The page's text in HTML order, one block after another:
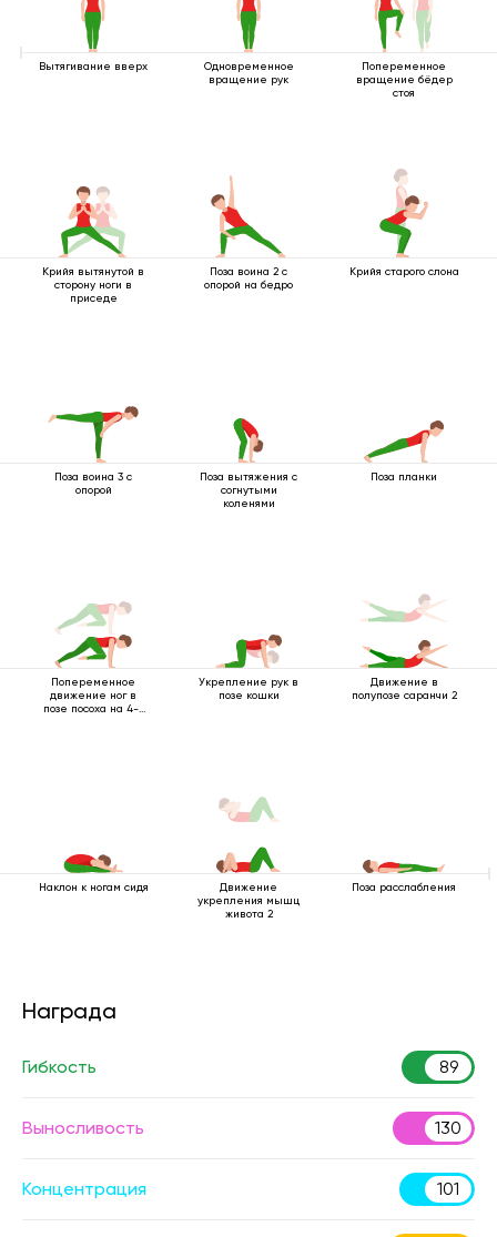
Вытягивание вверх
Одновременное
вращение рук
Попеременное
вращение бёдер
стоя
Крийя вытянутой в
сторону ноги в
приседе
Поза воина 2 с
опорой на бедро
Крийя старого слона
Поза воина 3 с
опорой
Поза вытяжения с
согнутыми
коленями
Поза планки
Попеременное
движение ног в
позе посоха на 4-х
Укрепление рук в
позе кошки
Движение в
полупозе саранчи 2
Наклон к ногам сидя
Движение
укрепления мышц
живота 2
Поза расслабления
Награда
Гибкость 89
Выносливость 130
Концентрация 101